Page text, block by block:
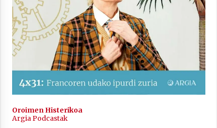
2021/11/25
Mahai-ingurua: irratia, podcastak
eta ondoren zer?
2021/11/12
Oroimen Histerikoa
Argia Podcastak